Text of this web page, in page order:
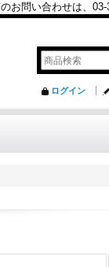
問い合わせは、03-
ログイン